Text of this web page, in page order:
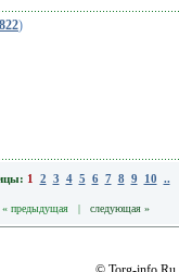
)
1 2 3 4 5 6 7 8 9 10 ..
« предыдущая | следующая »